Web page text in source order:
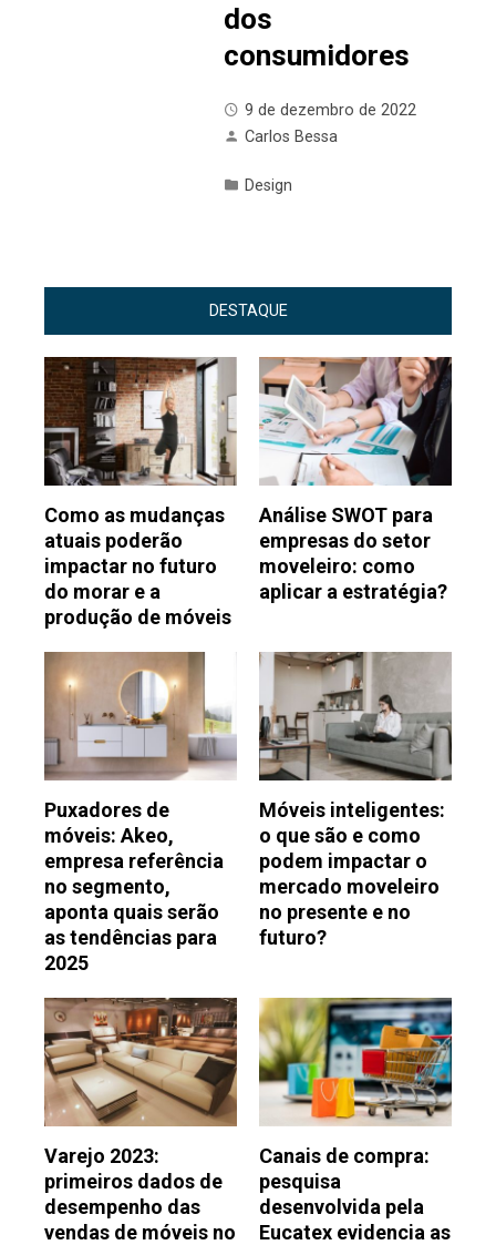
dos
consumidores
9 de dezembro de 2022
Carlos Bessa
Design
DESTAQUE
Como as mudanças
atuais poderão
impactar no futuro
do morar e a
produção de móveis
Análise SWOT para
empresas do setor
moveleiro: como
aplicar a estratégia?
Puxadores de
móveis: Akeo,
empresa referência
no segmento,
aponta quais serão
as tendências para
2025
Móveis inteligentes:
o que são e como
podem impactar o
mercado moveleiro
no presente e no
futuro?
Varejo 2023:
primeiros dados de
desempenho das
vendas de móveis no
Canais de compra:
pesquisa
desenvolvida pela
Eucatex evidencia as